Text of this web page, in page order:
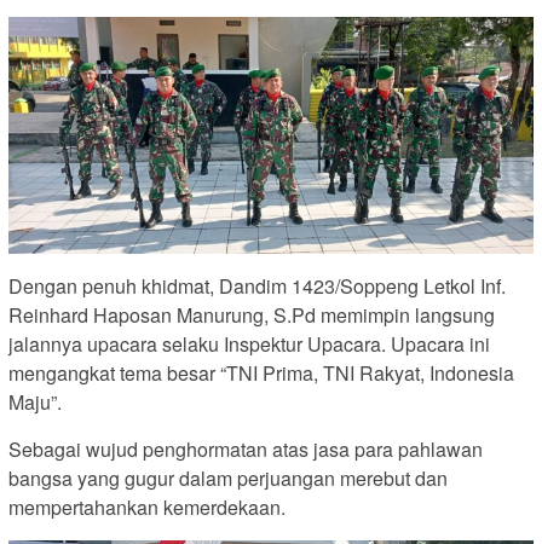
Dengan penuh khidmat, Dandim 1423/Soppeng Letkol Inf.
Reinhard Haposan Manurung, S.Pd memimpin langsung
jalannya upacara selaku Inspektur Upacara. Upacara ini
mengangkat tema besar “TNI Prima, TNI Rakyat, Indonesia
Maju”.
Sebagai wujud penghormatan atas jasa para pahlawan
bangsa yang gugur dalam perjuangan merebut dan
mempertahankan kemerdekaan.